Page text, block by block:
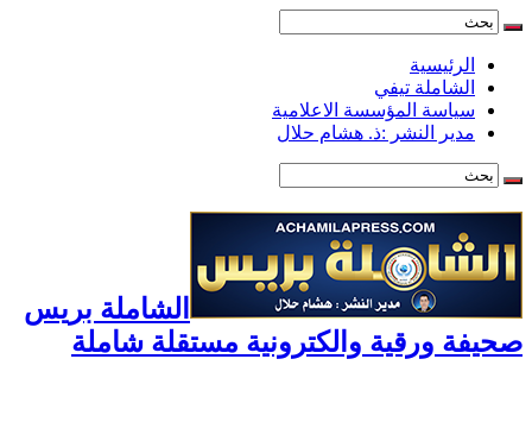
الرئيسية
الشاملة تيفي
سياسة المؤسسة الاعلامية
مدير النشر :ذ. هشام حلال
الشاملة بريس
صحيفة ورقية والكترونية مستقلة شاملة